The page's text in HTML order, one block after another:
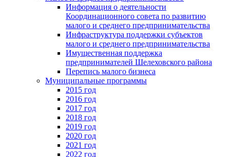
Информация о деятельности
Координационного совета по развитию
малого и среднего предпринимательства
Инфраструктура поддержки субъектов
малого и среднего предпринимательства
Имущественная поддержка
предпринимателей Шелеховского района
Перепись малого бизнеса
Муниципальные программы
2015 год
2016 год
2017 год
2018 год
2019 год
2020 год
2021 год
2022 год